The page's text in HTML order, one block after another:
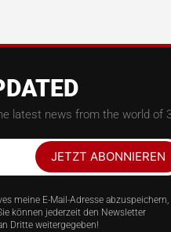
latest news from the world of
meine E-Mail-Adresse abzuspeichern,
können jederzeit den Newsletter
Dritte weitergegeben!
JETZT ABONNIEREN